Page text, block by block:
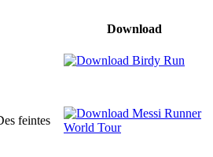
Download
feintes